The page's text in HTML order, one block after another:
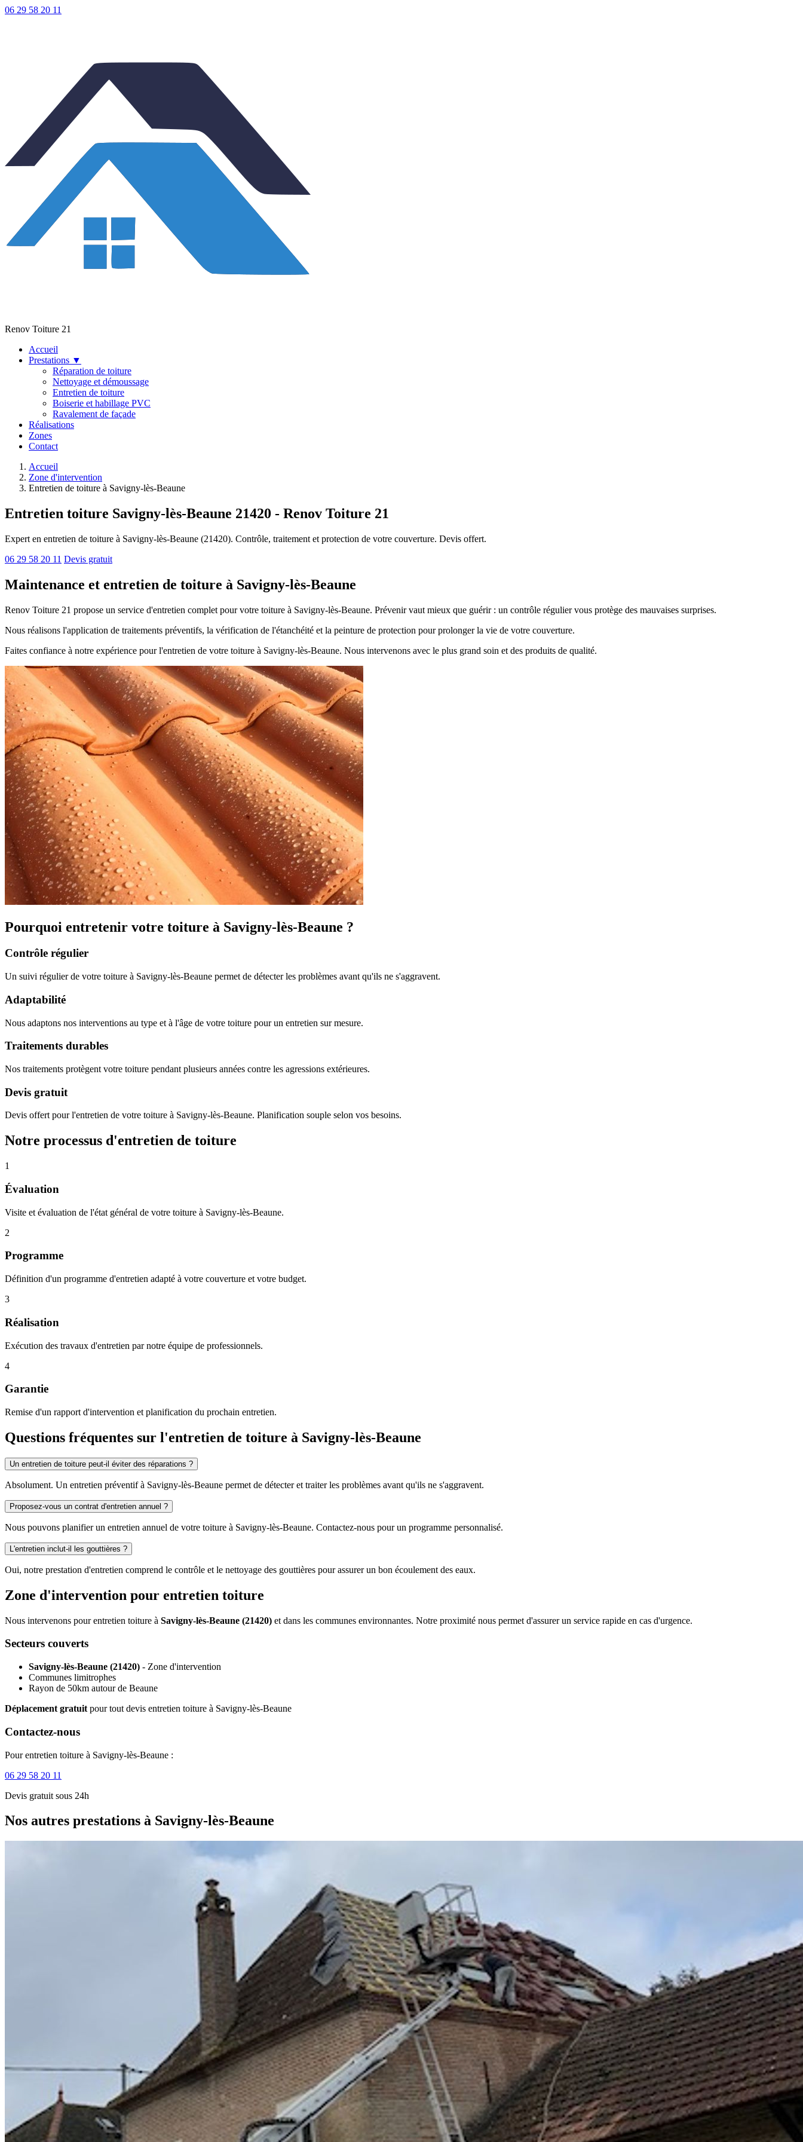
06 29 58 20 11
Renov Toiture 21
Accueil
Prestations ▼
Réparation de toiture
Nettoyage et démoussage
Entretien de toiture
Boiserie et habillage PVC
Ravalement de façade
Réalisations
Zones
Contact
Accueil
Zone d'intervention
Entretien de toiture à Savigny-lès-Beaune
Entretien toiture Savigny-lès-Beaune 21420 - Renov Toiture 21
Expert en entretien de toiture à Savigny-lès-Beaune (21420). Contrôle, traitement et protection de votre couverture. Devis offert.
06 29 58 20 11 Devis gratuit
Maintenance et entretien de toiture à Savigny-lès-Beaune
Renov Toiture 21 propose un service d'entretien complet pour votre toiture à Savigny-lès-Beaune. Prévenir vaut mieux que guérir : un contrôle régulier vous protège des mauvaises surprises.
Nous réalisons l'application de traitements préventifs, la vérification de l'étanchéité et la peinture de protection pour prolonger la vie de votre couverture.
Faites confiance à notre expérience pour l'entretien de votre toiture à Savigny-lès-Beaune. Nous intervenons avec le plus grand soin et des produits de qualité.
Pourquoi entretenir votre toiture à Savigny-lès-Beaune ?
Contrôle régulier
Un suivi régulier de votre toiture à Savigny-lès-Beaune permet de détecter les problèmes avant qu'ils ne s'aggravent.
Adaptabilité
Nous adaptons nos interventions au type et à l'âge de votre toiture pour un entretien sur mesure.
Traitements durables
Nos traitements protègent votre toiture pendant plusieurs années contre les agressions extérieures.
Devis gratuit
Devis offert pour l'entretien de votre toiture à Savigny-lès-Beaune. Planification souple selon vos besoins.
Notre processus d'entretien de toiture
1
Évaluation
Visite et évaluation de l'état général de votre toiture à Savigny-lès-Beaune.
2
Programme
Définition d'un programme d'entretien adapté à votre couverture et votre budget.
3
Réalisation
Exécution des travaux d'entretien par notre équipe de professionnels.
4
Garantie
Remise d'un rapport d'intervention et planification du prochain entretien.
Questions fréquentes sur l'entretien de toiture à Savigny-lès-Beaune
Un entretien de toiture peut-il éviter des réparations ?
Absolument. Un entretien préventif à Savigny-lès-Beaune permet de détecter et traiter les problèmes avant qu'ils ne s'aggravent.
Proposez-vous un contrat d'entretien annuel ?
Nous pouvons planifier un entretien annuel de votre toiture à Savigny-lès-Beaune. Contactez-nous pour un programme personnalisé.
L'entretien inclut-il les gouttières ?
Oui, notre prestation d'entretien comprend le contrôle et le nettoyage des gouttières pour assurer un bon écoulement des eaux.
Zone d'intervention pour entretien toiture
Nous intervenons pour entretien toiture à Savigny-lès-Beaune (21420) et dans les communes environnantes. Notre proximité nous permet d'assurer un service rapide en cas d'urgence.
Secteurs couverts
Savigny-lès-Beaune (21420) - Zone d'intervention
Communes limitrophes
Rayon de 50km autour de Beaune
Déplacement gratuit pour tout devis entretien toiture à Savigny-lès-Beaune
Contactez-nous
Pour entretien toiture à Savigny-lès-Beaune :
06 29 58 20 11
Devis gratuit sous 24h
Nos autres prestations à Savigny-lès-Beaune